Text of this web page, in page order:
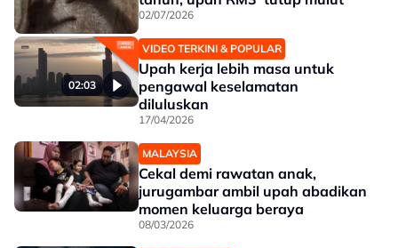
02/07/2026
02:03
VIDEO TERKINI & POPULAR
Upah kerja lebih masa untuk
pengawal keselamatan
diluluskan
17/04/2026
MALAYSIA
Cekal demi rawatan anak,
jurugambar ambil upah abadikan
momen keluarga beraya
08/03/2026